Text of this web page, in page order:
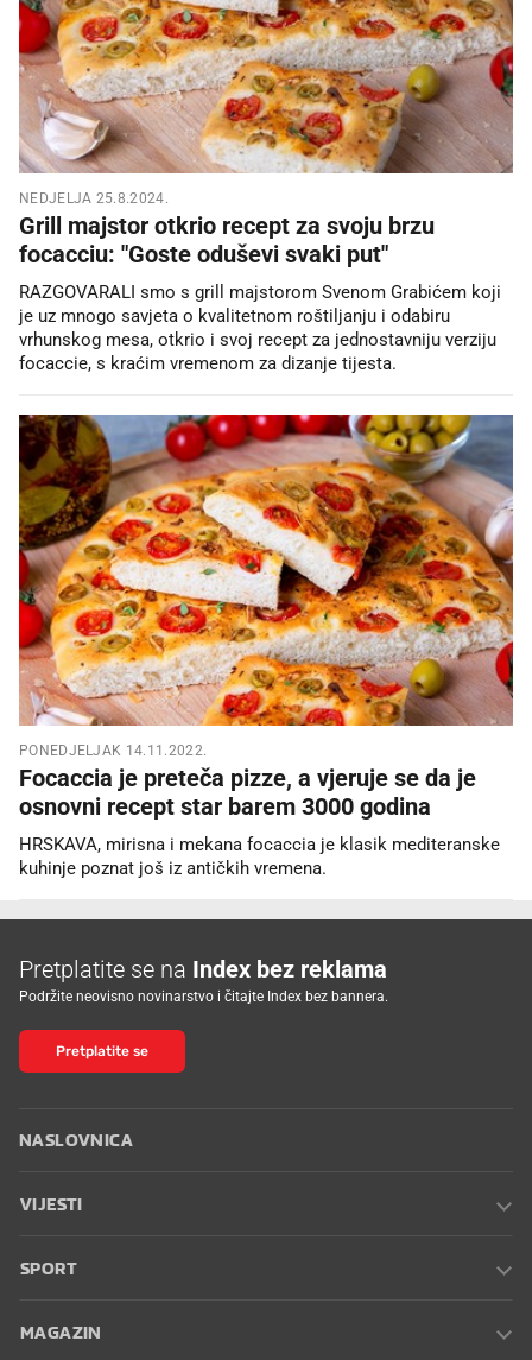
NEDJELJA 25.8.2024.
Grill majstor otkrio recept za svoju brzu
focacciu: "Goste oduševi svaki put"
RAZGOVARALI smo s grill majstorom Svenom Grabićem koji
je uz mnogo savjeta o kvalitetnom roštiljanju i odabiru
vrhunskog mesa, otkrio i svoj recept za jednostavniju verziju
focaccie, s kraćim vremenom za dizanje tijesta.
PONEDJELJAK 14.11.2022.
Focaccia je preteča pizze, a vjeruje se da je
osnovni recept star barem 3000 godina
HRSKAVA, mirisna i mekana focaccia je klasik mediteranske
kuhinje poznat još iz antičkih vremena.
Pretplatite se na Index bez reklama
Podržite neovisno novinarstvo i čitajte Index bez bannera.
Pretplatite se
NASLOVNICA
VIJESTI
SPORT
MAGAZIN